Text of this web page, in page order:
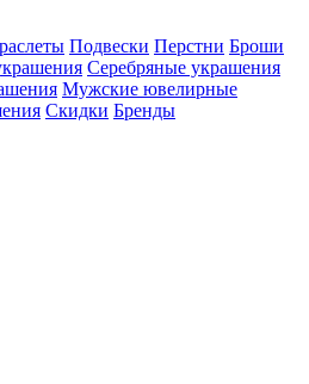
Подвески Перстни Броши
Серебряные украшения
Мужские ювелирные
Скидки Бренды